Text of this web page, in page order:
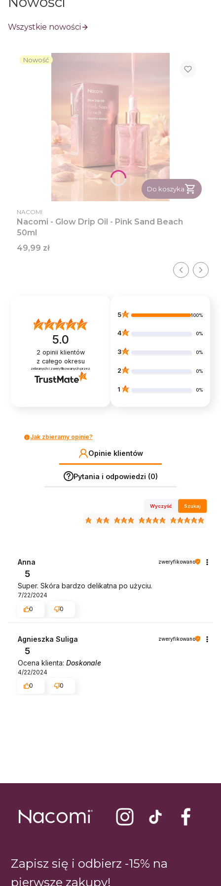
Wszystkie nowości
Nowość
Do koszyka
PRODUCENT
NACOMI
Nacomi - Glow Drip Oil - Pink Sand Beach
50ml
Cena
49,99 zł
5.0
2 opinii klientów
z całego okresu
zebranych i zweryfikowanych przez
5 100%
4 0%
3 0%
2 0%
1 0%
Jak zbieramy opinie?
Opinie klientów
Pytania i odpowiedzi (0)
Wyczyść Szukaj
Anna zweryfikowano
5
Super. Skóra bardzo delikatna po użyciu.
7/22/2024
0
0
Agnieszka Suliga zweryfikowano
5
Ocena klienta: Doskonale
4/22/2024
0
0
Zapisz się i odbierz -15% na
pierwsze zakupy!